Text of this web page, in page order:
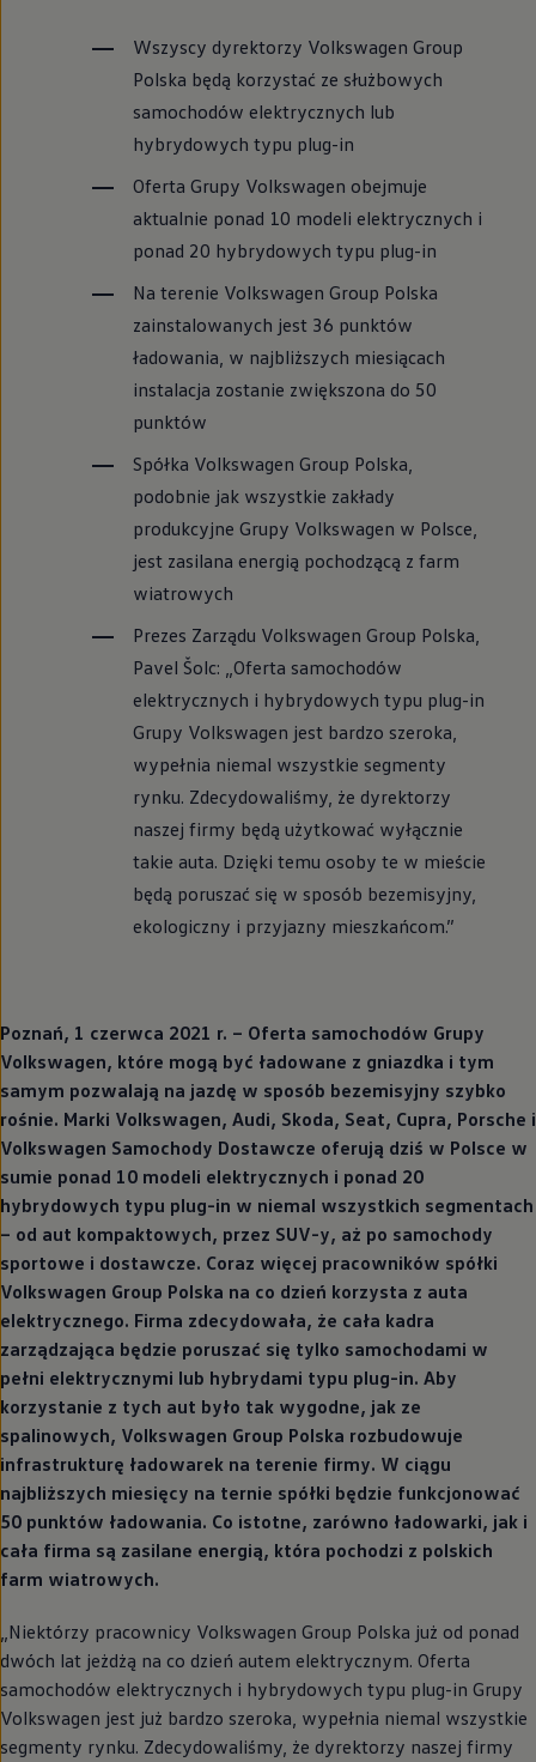
Wszyscy dyrektorzy Volkswagen Group
Polska będą korzystać ze służbowych
samochodów elektrycznych lub
hybrydowych typu plug-in
Oferta Grupy Volkswagen obejmuje
aktualnie ponad 10 modeli elektrycznych i
ponad 20 hybrydowych typu plug-in
Na terenie Volkswagen Group Polska
zainstalowanych jest 36 punktów
ładowania, w najbliższych miesiącach
instalacja zostanie zwiększona do 50
punktów
Spółka Volkswagen Group Polska,
podobnie jak wszystkie zakłady
produkcyjne Grupy Volkswagen w Polsce,
jest zasilana energią pochodzącą z farm
wiatrowych
Prezes Zarządu Volkswagen Group Polska,
Pavel Šolc: „Oferta samochodów
elektrycznych i hybrydowych typu plug-in
Grupy Volkswagen jest bardzo szeroka,
wypełnia niemal wszystkie segmenty
rynku. Zdecydowaliśmy, że dyrektorzy
naszej firmy będą użytkować wyłącznie
takie auta. Dzięki temu osoby te w mieście
będą poruszać się w sposób bezemisyjny,
ekologiczny i przyjazny mieszkańcom.”
Poznań, 1 czerwca 2021 r. – Oferta samochodów Grupy
Volkswagen, które mogą być ładowane z gniazdka i tym
samym pozwalają na jazdę w sposób bezemisyjny szybko
rośnie. Marki Volkswagen, Audi, Skoda, Seat, Cupra, Porsche i
Volkswagen Samochody Dostawcze oferują dziś w Polsce w
sumie ponad 10 modeli elektrycznych i ponad 20
hybrydowych typu plug-in w niemal wszystkich segmentach
– od aut kompaktowych, przez SUV-y, aż po samochody
sportowe i dostawcze. Coraz więcej pracowników spółki
Volkswagen Group Polska na co dzień korzysta z auta
elektrycznego. Firma zdecydowała, że cała kadra
zarządzająca będzie poruszać się tylko samochodami w
pełni elektrycznymi lub hybrydami typu plug-in. Aby
korzystanie z tych aut było tak wygodne, jak ze
spalinowych, Volkswagen Group Polska rozbudowuje
infrastrukturę ładowarek na terenie firmy. W ciągu
najbliższych miesięcy na ternie spółki będzie funkcjonować
50 punktów ładowania. Co istotne, zarówno ładowarki, jak i
cała firma są zasilane energią, która pochodzi z polskich
farm wiatrowych.
„Niektórzy pracownicy Volkswagen Group Polska już od ponad
dwóch lat jeżdżą na co dzień autem elektrycznym. Oferta
samochodów elektrycznych i hybrydowych typu plug-in Grupy
Volkswagen jest już bardzo szeroka, wypełnia niemal wszystkie
segmenty rynku. Zdecydowaliśmy, że dyrektorzy naszej firmy